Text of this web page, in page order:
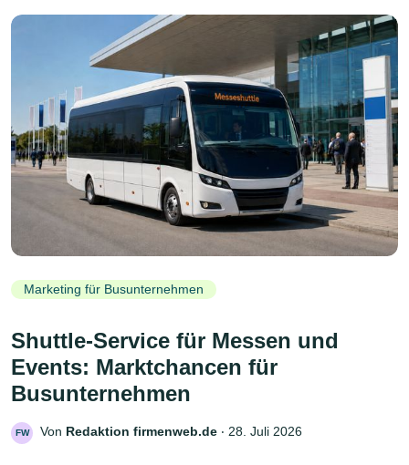
Marketing für Busunternehmen
Shuttle-Service für Messen und
Events: Marktchancen für
Busunternehmen
FW Von Redaktion firmenweb.de ‧ 28. Juli 2026